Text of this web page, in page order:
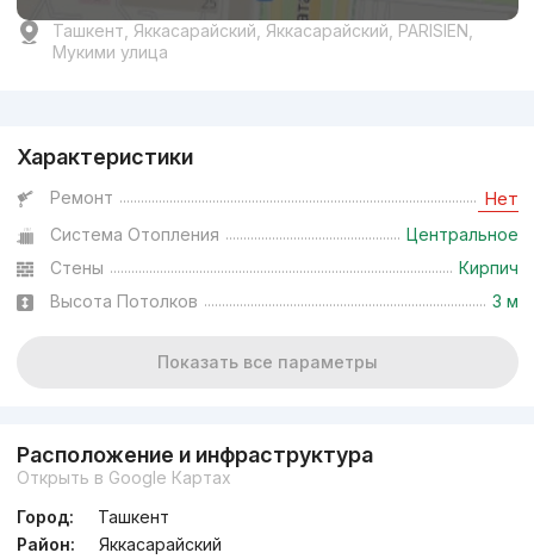
Бизнес
от13.3 млн сум/м²
Сдан 2022
4к квартира, 119 м²
Ташкент, Яккасарайский, Яккасарайский, PARISIEN,
Мукими улица
Характеристики
Ремонт Нет
Система Отопления
Центральное
Стены
Кирпич
Высота Потолков
3 м
Показать все параметры
Расположение и инфраструктура
Открыть в Google Картах
Город:
Ташкент
Район:
Яккасарайский